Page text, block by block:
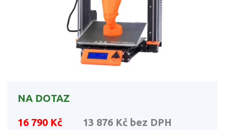
NA DOTAZ
16 790 Kč 13 876 Kč bez DPH